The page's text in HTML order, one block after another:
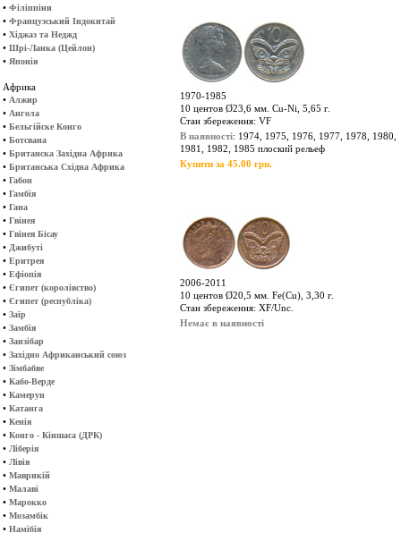
• Філіппіни
• Французський Індокитай
• Хіджаз та Неджд
• Шрі-Ланка (Цейлон)
• Японія
Африка
• Алжир
• Ангола
• Бельгійске Конго
• Ботсвана
• Британска Західна Африка
• Британська Східна Африка
• Габон
• Гамбія
• Гана
• Гвінея
• Гвінея Бісау
• Джибуті
• Еритрея
• Ефіопія
• Єгипет (королівство)
• Єгипет (республіка)
• Заїр
• Замбія
• Занзібар
• Західно Африканський союз
• Зімбабве
• Кабо-Верде
• Камерун
• Катанга
• Кенія
• Конго - Кіншаса (ДРК)
• Ліберія
• Лівія
• Маврикій
• Малаві
• Марокко
• Мозамбік
• Намібія
1970-1985
10 центов Ø23,6 мм. Cu-Ni, 5,65 г.
Стан збереження: VF
В наявності: 1974, 1975, 1976, 1977, 1978, 1980,
1981, 1982, 1985 плоский рельеф
Купити за 45.00 грн.
2006-2011
10 центов Ø20,5 мм. Fe(Cu), 3,30 г.
Стан збереження: XF/Unc.
Немає в наявності